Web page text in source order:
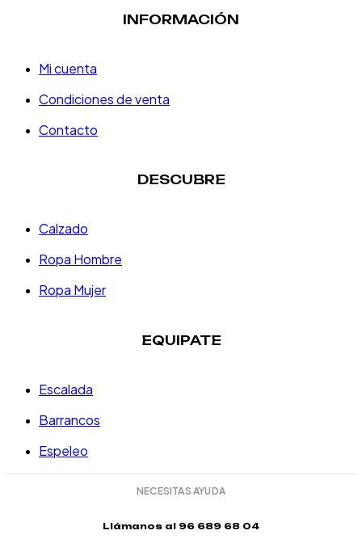
INFORMACIÓN
Mi cuenta
Condiciones de venta
Contacto
DESCUBRE
Calzado
Ropa Hombre
Ropa Mujer
EQUIPATE
Escalada
Barrancos
Espeleo
NECESITAS AYUDA
Llámanos al 96 689 68 04